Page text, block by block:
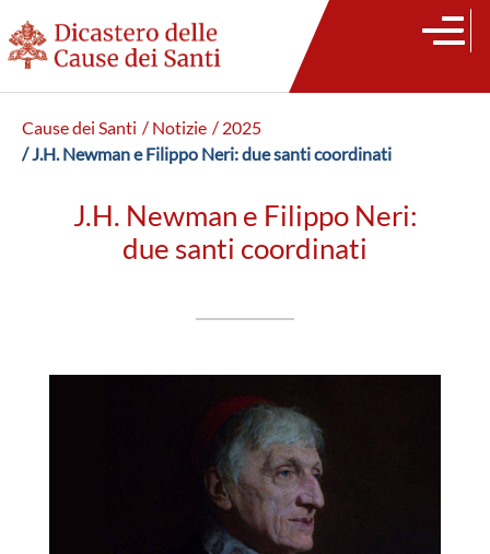
Cause dei Santi / Notizie / 2025
/ J.H. Newman e Filippo Neri: due santi coordinati
J.H. Newman e Filippo Neri:
due santi coordinati